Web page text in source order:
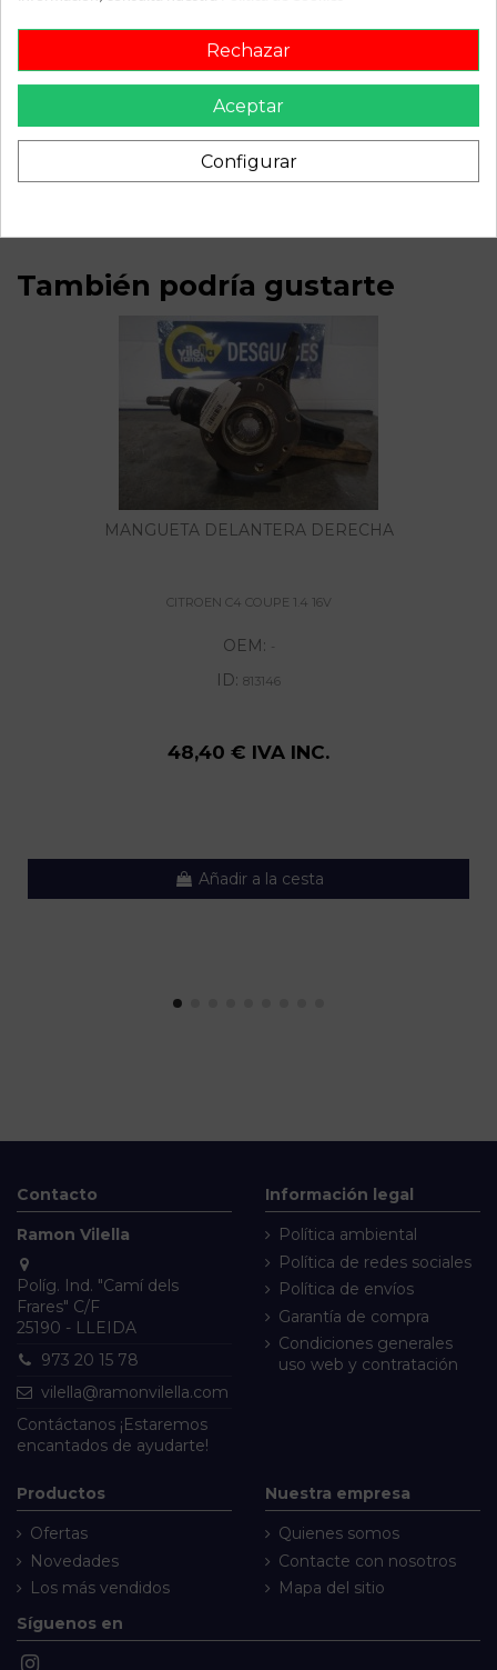
ID: 813164
Fecha disponible: 2022-05-17
Recambio de motor arranque para citroen c4 coupe 1.4 16v
referencia OEM IAM 0001112041 9647982880
También podría gustarte
MANGUETA DELANTERA DERECHA
CITROEN C4 COUPE 1.4 16V
OEM: -
ID: 813146
48,40 € IVA INC.
Añadir a la cesta
Contacto
Ramon Vilella
Políg. Ind. "Camí dels
Frares" C/F
25190 - LLEIDA
973 20 15 78
vilella@ramonvilella.com
Contáctanos ¡Estaremos
encantados de ayudarte!
Información legal
Política ambiental
Política de redes sociales
Política de envíos
Garantía de compra
Condiciones generales
uso web y contratación
Productos
Ofertas
Novedades
Los más vendidos
Nuestra empresa
Quienes somos
Contacte con nosotros
Mapa del sitio
Síguenos en
Rechazar
Aceptar
Configurar